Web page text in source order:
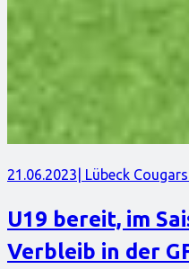
21.06.2023 | Lübeck
U19 bereit, im
Verbleib in der